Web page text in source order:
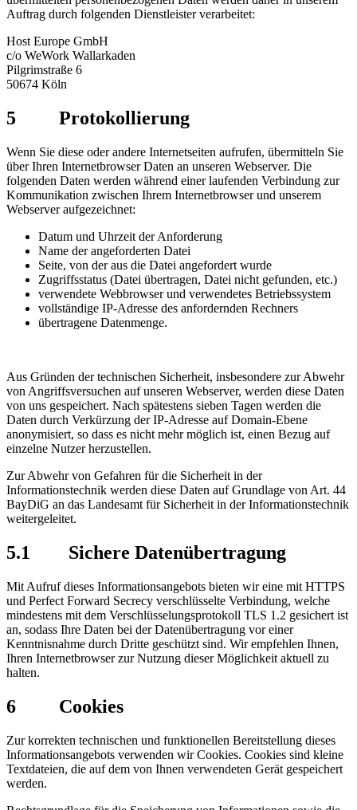
Auftrag durch folgenden Dienstleister verarbeitet:
Host Europe GmbH
c/o WeWork Wallarkaden
Pilgrimstraße 6
50674 Köln
5 Protokollierung
Wenn Sie diese oder andere Internetseiten aufrufen, übermitteln Sie
über Ihren Internetbrowser Daten an unseren Webserver. Die
folgenden Daten werden während einer laufenden Verbindung zur
Kommunikation zwischen Ihrem Internetbrowser und unserem
Webserver aufgezeichnet:
Datum und Uhrzeit der Anforderung
Name der angeforderten Datei
Seite, von der aus die Datei angefordert wurde
Zugriffsstatus (Datei übertragen, Datei nicht gefunden, etc.)
verwendete Webbrowser und verwendetes Betriebssystem
vollständige IP-Adresse des anfordernden Rechners
übertragene Datenmenge.
Aus Gründen der technischen Sicherheit, insbesondere zur Abwehr
von Angriffsversuchen auf unseren Webserver, werden diese Daten
von uns gespeichert. Nach spätestens sieben Tagen werden die
Daten durch Verkürzung der IP-Adresse auf Domain-Ebene
anonymisiert, so dass es nicht mehr möglich ist, einen Bezug auf
einzelne Nutzer herzustellen.
Zur Abwehr von Gefahren für die Sicherheit in der
Informationstechnik werden diese Daten auf Grundlage von Art. 44
BayDiG an das Landesamt für Sicherheit in der Informationstechnik
weitergeleitet.
5.1 Sichere Datenübertragung
Mit Aufruf dieses Informationsangebots bieten wir eine mit HTTPS
und Perfect Forward Secrecy verschlüsselte Verbindung, welche
mindestens mit dem Verschlüsselungsprotokoll TLS 1.2 gesichert ist
an, sodass Ihre Daten bei der Datenübertragung vor einer
Kenntnisnahme durch Dritte geschützt sind. Wir empfehlen Ihnen,
Ihren Internetbrowser zur Nutzung dieser Möglichkeit aktuell zu
halten.
6 Cookies
Zur korrekten technischen und funktionellen Bereitstellung dieses
Informationsangebots verwenden wir Cookies. Cookies sind kleine
Textdateien, die auf dem von Ihnen verwendeten Gerät gespeichert
werden.